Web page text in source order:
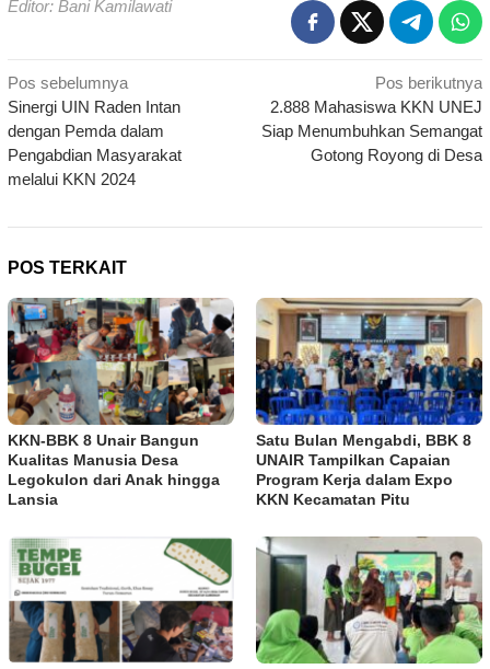
Editor: Bani Kamilawati
Navigasi
pos
Pos sebelumnya
Sinergi UIN Raden Intan
dengan Pemda dalam
Pengabdian Masyarakat
melalui KKN 2024
Pos berikutnya
2.888 Mahasiswa KKN UNEJ
Siap Menumbuhkan Semangat
Gotong Royong di Desa
POS TERKAIT
KKN-BBK 8 Unair Bangun
Kualitas Manusia Desa
Legokulon dari Anak hingga
Lansia
Satu Bulan Mengabdi, BBK 8
UNAIR Tampilkan Capaian
Program Kerja dalam Expo
KKN Kecamatan Pitu